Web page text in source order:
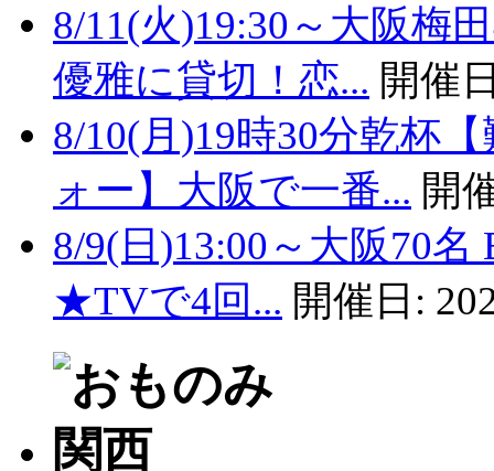
8/11(火)19:30～大阪梅
優雅に貸切！恋... 開催
8/10(月)19時30分乾杯
ォー】大阪で一番... 開
8/9(日)13:00～大阪70
★TVで4回... 開催日: